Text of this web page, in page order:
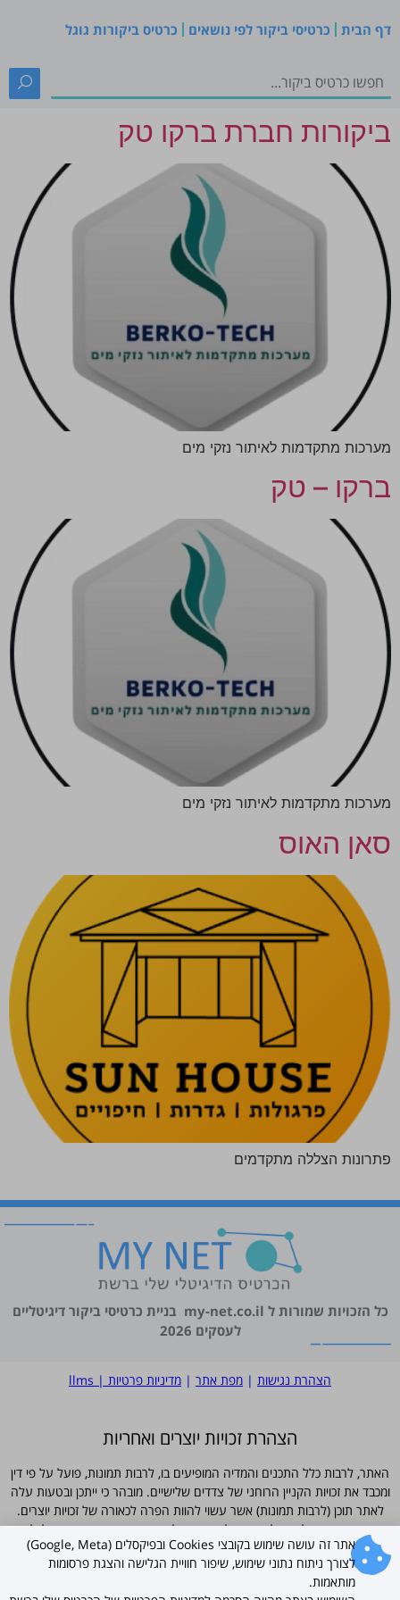
דף הבית כרטיסי ביקור לפי נושאים כרטיס ביקורות גוגל
ביקורות חברת ברקו טק
מערכות מתקדמות לאיתור נזקי מים
ברקו – טק
מערכות מתקדמות לאיתור נזקי מים
סאן האוס
פתרונות הצללה מתקדמים
כל הזכויות שמורות ל my-net.co.il בניית כרטיסי ביקור דיגיטליים
לעסקים 2026
הצהרת נגישות | מפת אתר | מדיניות פרטיות |
llms
הצהרת זכויות יוצרים ואחריות
האתר, לרבות כלל התכנים והמדיה המופיעים בו, לרבות תמונות, פועל על פי דין
ומכבד את זכויות הקניין הרוחני של צדדים שלישיים. מובהר כי ייתכן ובטעות עלה
לאתר תוכן (לרבות תמונות) אשר עשוי להוות הפרה לכאורה של זכויות יוצרים.
מובהר ומוסכם כי למפעילי האתר לא תהיה כל אחריות ישירה או עקיפה לכל נזק
שייגרם עקב פרסום כאמור, וכי כל פנייה בדבר חשש להפרת זכויות תיבחן באופן
מיידי. ככל שנמצא כי תוכן כלשהו פוגע בזכויות צד ג', יוסר התוכן או תינתן
התייחסות אחרת לפי העניין, וזאת מבלי שהדבר יהווה הודאה כלשהי באחריות
אתר זה עושה שימוש בקובצי Cookies ובפיקסלים (Google, Meta)
לצורך ניתוח נתוני שימוש, שיפור חוויית הגלישה והצגת פרסומות
מותאמות.